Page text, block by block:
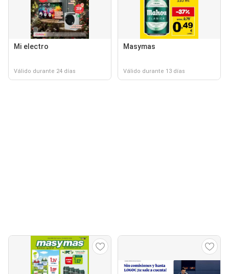
Mi electro
Válido durante 24 días
Masymas
Válido durante 13 días